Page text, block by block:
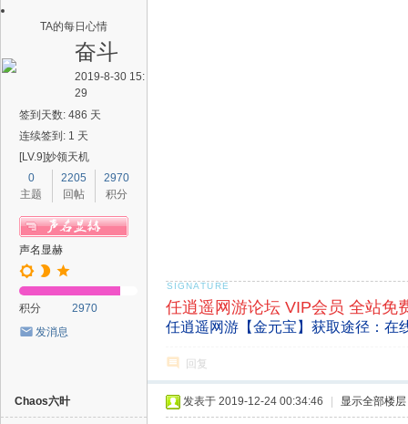
TA的每日心情
奋斗
2019-8-30 15:
29
签到天数: 486 天
连续签到: 1 天
[LV.9]妙领天机
0
主题
2205
回帖
2970
积分
声名显赫
积分
2970
发消息
任逍遥网游论坛 VIP会员 全站免
任逍遥网游【金元宝】获取途径：在
回复
Chaos六旪 发表于 2019-12-24 00:34:46 显示全部楼层